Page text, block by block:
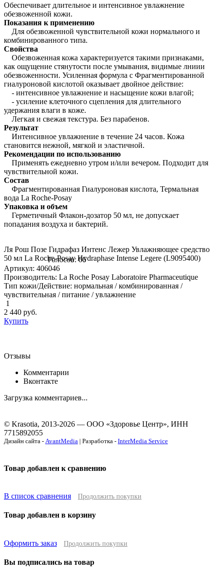
Обеспечивает длительное и интенсивное увлажнение
обезвоженной кожи.
Показания к применению
Для обезвоженной чувствительной кожи нормального и
комбинированного типа.
Свойства
Обезвоженная кожа характеризуется такими признаками,
как ощущение стянутости после умывания, видимые лниии
обезвоженности. Усиленная формула с Фрагментированной
гиалуроновой кислотой оказывает двойное действие:
- интенсивное увлажнение и насыщение кожи влагой;
- усиление клеточного сцепления для длительного
удержания влаги в коже.
Легкая и свежая текстура. Без парабенов.
Результат
Интенсивное увлажнение в течение 24 часов. Кожа
становится нежной, мягкой и эластичной.
Рекомендации по использованию
Применять ежедневно утром и/или вечером. Подходит для
чувствительной кожи.
Состав
Фрагментированная Гиалуроновая кислота, Термальная
вода La Roche-Posay
Упаковка и объем
Герметичный Флакон-дозатор 50 мл, не допускает
попадания воздуха и бактерий.
Ля Рош Позе Гидрафаз Интенс Лежер Увлажняющее средство
50 мл La Roche-Posay Hydraphase Intense Legere (L9095400)
Голосов: 66
Артикул: 406046
Производитель: La Roche Posay Laboratoire Pharmaceutique
Тип кожи/Действие: нормальная / комбинированная /
чувствительная / питание / увлажнение
1
2 440 руб.
Купить
Отзывы
Комментарии
Вконтакте
Загрузка комментариев...
© Krasotia, 2013-2026 — ООО «Здоровье Центр», ИНН
7715892055
Дизайн сайта - AvantMedia | Разработка - InterMedia Service
Товар добавлен к сравнению
В список сравнения Продолжить покупки
Товар добавлен в корзину
Оформить заказ Продолжить покупки
Вы подписались на товар